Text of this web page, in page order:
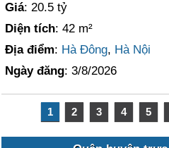
Giá: 20.5 tỷ
Diện tích: 42 m²
Địa điểm: Hà Đông, Hà Nội
Ngày đăng: 3/8/2026
1 2 3 4 5